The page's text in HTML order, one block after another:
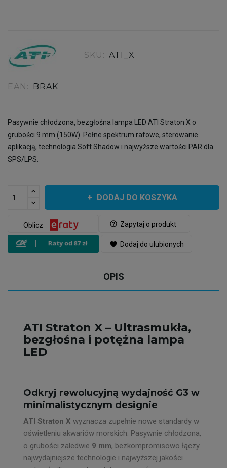
SKU: ATI_X
EAN: BRAK
Pasywnie chłodzona, bezgłośna lampa LED ATI Straton X o
grubości 9 mm (150W). Pełne spektrum rafowe, sterowanie
aplikacją, technologia Soft Shadow i najwyższe wartości PAR dla
SPS/LPS.
DODAJ DO KOSZYKA
help_outline Zapytaj o produkt
Oblicz
favorite Dodaj do ulubionych
OPIS
ATI Straton X – Ultrasmukła,
bezgłośna i potężna lampa
LED
Odkryj rewolucyjną wydajność G3 w
minimalistycznym designie
ATI Straton X wyznacza zupełnie nowe standardy w
oświetleniu akwariów morskich. Pasywnie chłodzona,
o grubości zaledwie 9 mm, bezkompromisowo łączy
najwydajniejsze technologie i najwyższej jakości